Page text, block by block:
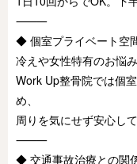
⸻
◆ 個室プライベート空
冷えや女性特有のお悩
Work Up整骨院では個
め、
周りを気にせず安心し
⸻
◆ 交通事故治療との関